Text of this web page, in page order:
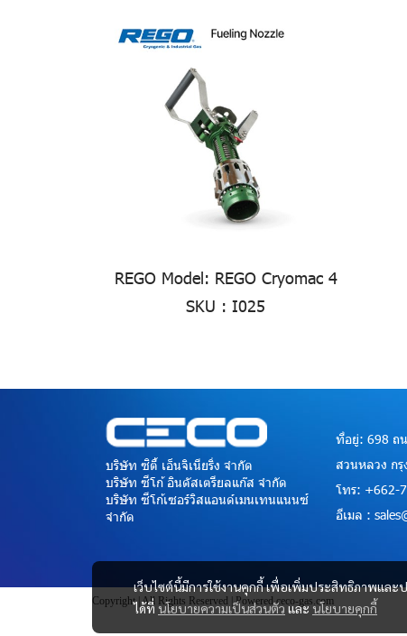
REGO Model: REGO Cryomac 4
SKU : I025
เว็บไซต์นี้มีการใช้งานคุกกี้ เพื่อเพิ่มประสิทธิภาพและ
ได้ที่นโยบายความเป็นส่วนตัว และนโยบายคุกกี้
บริษัท ซิตี้ เอ็นจิเนียริ่ง จำกัด
บริษัท ซีโก้ อินดัสเตรียลแก๊ส จำกัด
บริษัท ซีโก้เซอร์วิสแอนด์เมนเทนแนนซ์
จำกัด
ที่อยู่: 698 ถ
สวนหลวง ก
โทร: +662-
อีเมล :
Copyright | All Rights Reserved | Powered ceco-gas.com